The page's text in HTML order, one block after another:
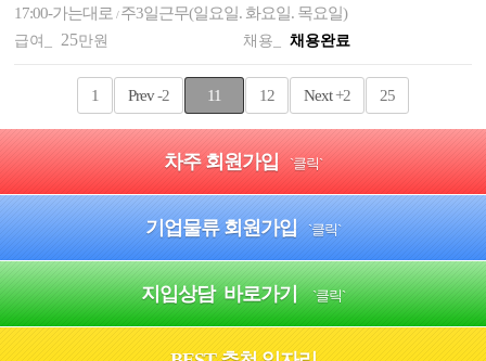
17:00-가는대로/ 주3일근무(일요일. 화요일. 목요일)
급여_25만원 채용_ 채용완료
1 Prev-2 11 12 Next+2 25
차주 회원가입 `클릭`
기업물류 회원가입 `클릭`
지입상담 바로가기 `클릭`